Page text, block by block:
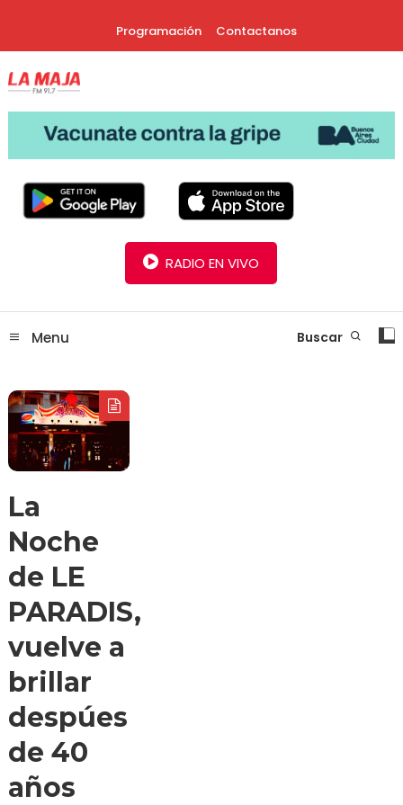
Programación Contactanos
Radio La Maja
RADIO EN VIVO
Menu Buscar
La
Noche
de LE
PARADIS,
vuelve a
brillar
despúes
de 40
años